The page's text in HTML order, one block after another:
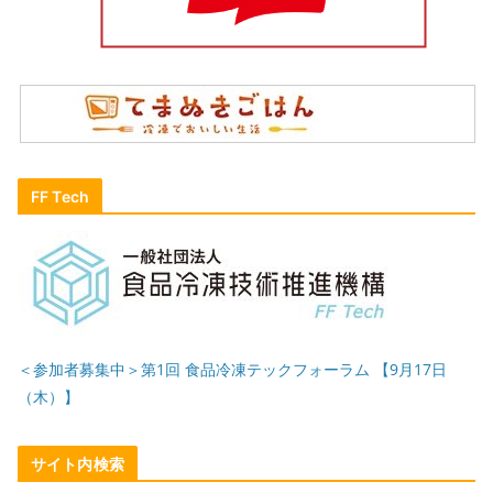
FF Tech
＜参加者募集中＞第1回 食品冷凍テックフォーラム 【9月17日
（木）】
サイト内検索